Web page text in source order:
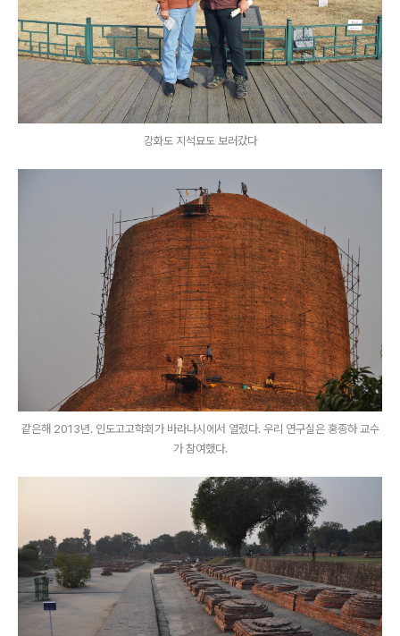
강화도 지석묘도 보러갔다
같은해 2013년. 인도고고학회가 바라나시에서 열렸다. 우리 연구실은 홍종하 교수
가 참여했다.